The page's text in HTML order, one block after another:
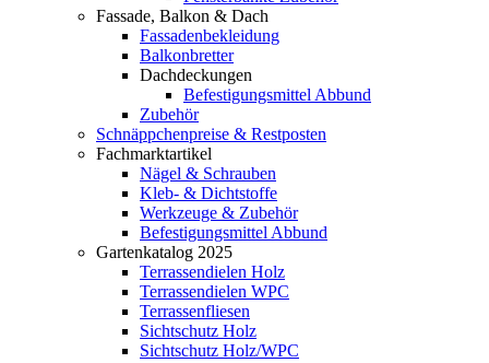
Fassade, Balkon & Dach
Fassadenbekleidung
Balkonbretter
Dachdeckungen
Befestigungsmittel Abbund
Zubehör
Schnäppchenpreise & Restposten
Fachmarktartikel
Nägel & Schrauben
Kleb- & Dichtstoffe
Werkzeuge & Zubehör
Befestigungsmittel Abbund
Gartenkatalog 2025
Terrassendielen Holz
Terrassendielen WPC
Terrassenfliesen
Sichtschutz Holz
Sichtschutz Holz/WPC